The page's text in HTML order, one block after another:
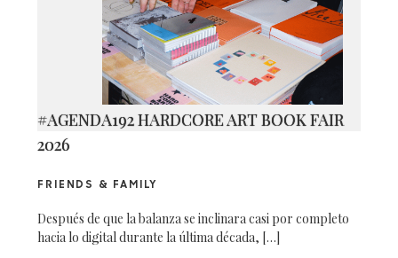
#AGENDA192 HARDCORE ART BOOK FAIR
2026
FRIENDS & FAMILY
Después de que la balanza se inclinara casi por completo
hacia lo digital durante la última década, […]